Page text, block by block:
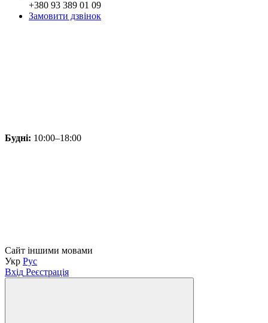
+380 93 389 01 09
Замовити дзвінок
Будні: 10:00–18:00
Сайт іншими мовами
Укр Рус
Вхід Реєстрація